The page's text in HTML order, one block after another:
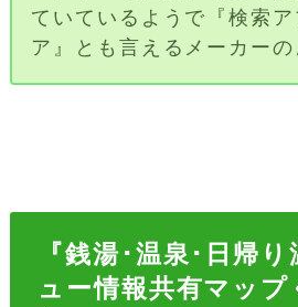
ていているようで『検索
ア』とも言えるメーカーの
『銭湯･温泉･日帰
ュー情報共有マップ